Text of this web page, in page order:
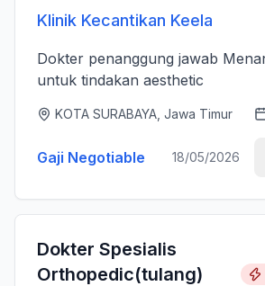
Klinik Kecantikan Keela
Dokter penanggung jawab Menangani pasien
untuk tindakan aesthetic
KOTA SURABAYA, Jawa Timur
Gaji Negotiable 18/05/2026
Dokter Spesialis
Orthopedic(tulang)